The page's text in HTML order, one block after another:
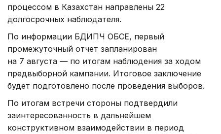
процессом в Казахстан направлены 22
долгосрочных наблюдателя.
По информации БДИПЧ ОБСЕ, первый
промежуточный отчет запланирован
на 7 августа — по итогам наблюдения за ходом
предвыборной кампании. Итоговое заключение
будет подготовлено после проведения выборов.
По итогам встречи стороны подтвердили
заинтересованность в дальнейшем
конструктивном взаимодействии в период